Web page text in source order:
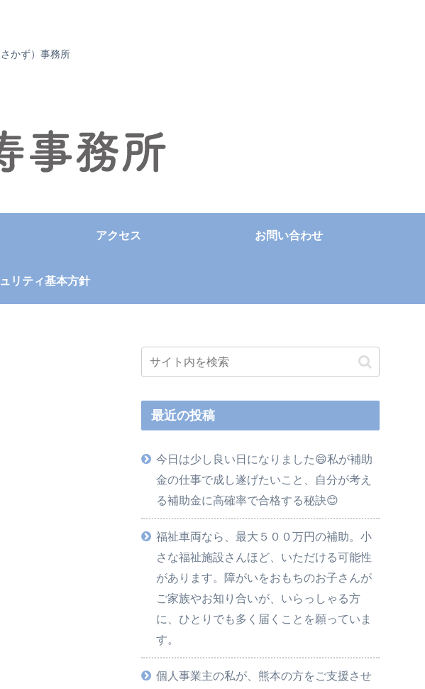
かず）事務所
アクセス お問い合わせ
リティ基本方針
最近の投稿
今日は少し良い日になりました😄私が補助
金の仕事で成し遂げたいこと、自分が考え
る補助金に高確率で合格する秘訣😊
福祉車両なら、最大５００万円の補助。小
さな福祉施設さんほど、いただける可能性
があります。障がいをおもちのお子さんが
ご家族やお知り合いが、いらっしゃる方
に、ひとりでも多く届くことを願っていま
す。
個人事業主の私が、熊本の方をご支援させ